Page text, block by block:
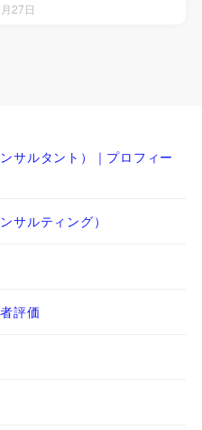
27日
サルタント）｜プロフィー
サルティング）
評価